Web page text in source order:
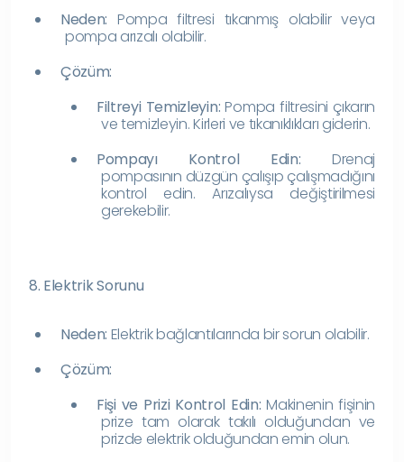
Neden: Pompa filtresi tıkanmış olabilir veya
pompa arızalı olabilir.
Çözüm:
Filtreyi Temizleyin: Pompa filtresini çıkarın
ve temizleyin. Kirleri ve tıkanıklıkları giderin.
Pompayı Kontrol Edin: Drenaj
pompasının düzgün çalışıp çalışmadığını
kontrol edin. Arızalıysa değiştirilmesi
gerekebilir.
8. Elektrik Sorunu
Neden: Elektrik bağlantılarında bir sorun olabilir.
Çözüm:
Fişi ve Prizi Kontrol Edin: Makinenin fişinin
prize tam olarak takılı olduğundan ve
prizde elektrik olduğundan emin olun.